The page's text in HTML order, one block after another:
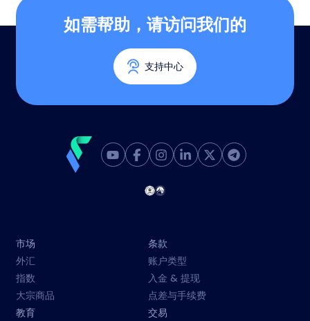
如需帮助，请访问我们的
支持中心
市场
外汇
指数
大宗商品
条款
账户类型
入金 & 提现
点差与手续费
教育
交易